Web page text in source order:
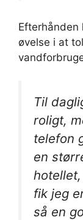
Efterhånden
øvelse i at
Til
roligt,
telefon
en
fik jeg
så en